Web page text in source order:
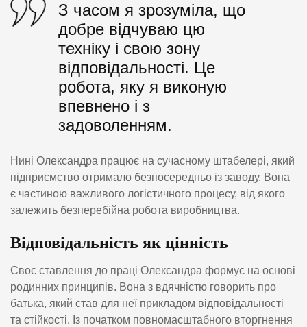
З часом я зрозуміла, що
добре відчуваю цю
техніку і свою зону
відповідальності. Це
робота, яку я виконую
впевнено і з
задоволенням.
Нині Олександра працює на сучасному штабелері, який
підприємство отримало безпосередньо із заводу. Вона
є частиною важливого логістичного процесу, від якого
залежить безперебійна робота виробництва.
Відповідальність як цінність
Своє ставлення до праці Олександра формує на основі
родинних принципів. Вона з вдячністю говорить про
батька, який став для неї прикладом відповідальності
та стійкості. Із початком повномасштабного вторгнення